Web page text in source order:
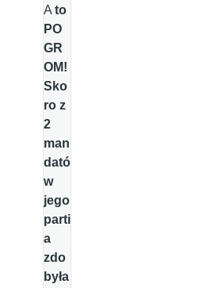
A to
PO
GR
OM!
Sko
ro z
2
man
dató
w
jego
parti
a
zdo
była